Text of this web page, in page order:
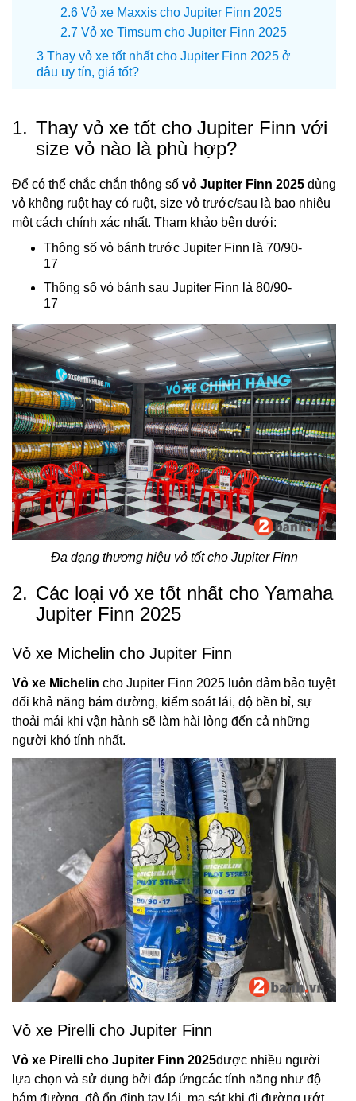
Vỏ xe Maxxis cho Jupiter Finn 2025
Vỏ xe Timsum cho Jupiter Finn 2025
Thay vỏ xe tốt nhất cho Jupiter Finn 2025 ở
đâu uy tín, giá tốt?
1. Thay vỏ xe tốt cho Jupiter Finn với
size vỏ nào là phù hợp?
Để có thể chắc chắn thông số vỏ Jupiter Finn 2025 dùng
vỏ không ruột hay có ruột, size vỏ trước/sau là bao nhiêu
một cách chính xác nhất. Tham khảo bên dưới:
Thông số vỏ bánh trước Jupiter Finn là 70/90-
17
Thông số vỏ bánh sau Jupiter Finn là 80/90-
17
Đa dạng thương hiệu vỏ tốt cho Jupiter Finn
2. Các loại vỏ xe tốt nhất cho Yamaha
Jupiter Finn 2025
Vỏ xe Michelin cho Jupiter Finn
Vỏ xe Michelin cho Jupiter Finn 2025 luôn đảm bảo tuyệt
đối khả năng bám đường, kiểm soát lái, độ bền bỉ, sự
thoải mái khi vận hành sẽ làm hài lòng đến cả những
người khó tính nhất.
Vỏ xe Pirelli cho Jupiter Finn
Vỏ xe Pirelli cho Jupiter Finn 2025được nhiều người
lựa chọn và sử dụng bởi đáp ứngcác tính năng như độ
bám đường, độ ổn định tay lái, ma sát khi đi đường ướt.